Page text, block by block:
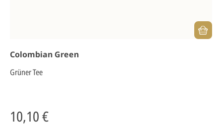
Colombian Green
Grüner Tee
10,10 €